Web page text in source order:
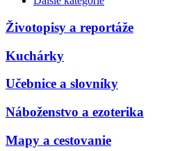
Životopisy a reportáže
Kuchárky
Učebnice a slovníky
Náboženstvo a ezoterika
Mapy a cestovanie